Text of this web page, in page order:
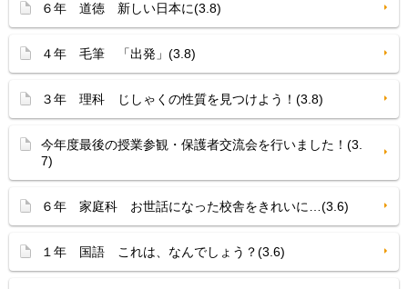
６年 道徳 新しい日本に(3.8)
４年 毛筆 「出発」(3.8)
３年 理科 じしゃくの性質を見つけよう！(3.8)
今年度最後の授業参観・保護者交流会を行いました！(3.
7)
６年 家庭科 お世話になった校舎をきれいに…(3.6)
１年 国語 これは、なんでしょう？(3.6)